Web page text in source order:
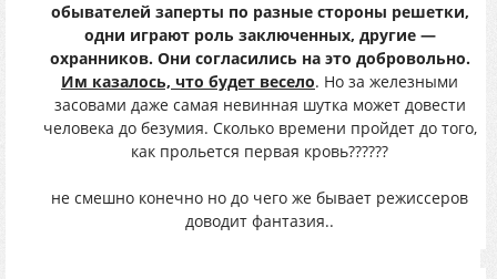
обывателей заперты по разные стороны решетки,
одни играют роль заключенных, другие —
охранников. Они согласились на это добровольно.
Им казалось, что будет весело. Но за железными
засовами даже самая невинная шутка может довести
человека до безумия. Сколько времени пройдет до того,
как прольется первая кровь??????
не смешно конечно но до чего же бывает режиссеров
доводит фантазия..